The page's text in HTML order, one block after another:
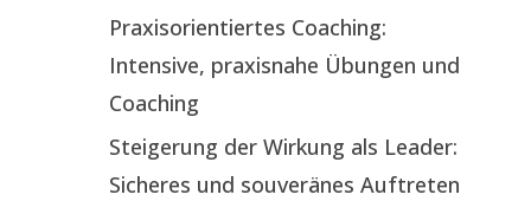
Praxisorientiertes Coaching:
Intensive, praxisnahe Übungen und
Coaching
Steigerung der Wirkung als Leader:
Sicheres und souveränes Auftreten